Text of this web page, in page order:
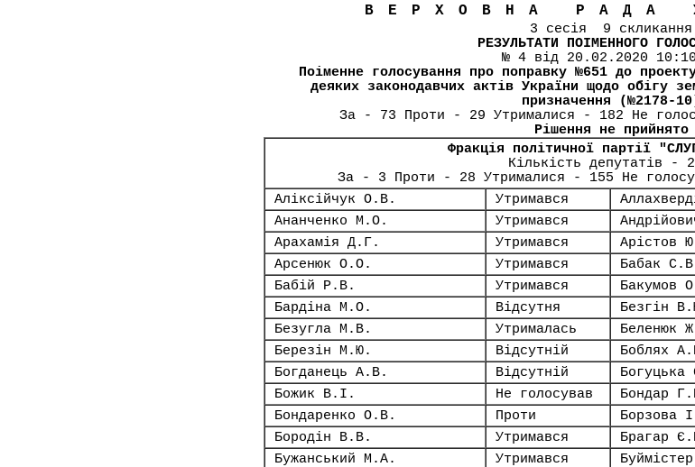
ВЕРХОВНА РАДА
3 сесія 9 скликання
РЕЗУЛЬТАТИ ПОІМЕННОГО
№ 4 від 20.02.2020
Поіменне голосування про поправку №651 до
деяких законодавчих актів України щодо обігу
призначення (№2178-
За - 73 Проти - 29 Утрималися - 182 Не
Рішення не прийнято
Фракція політичної партії
Кількість депутатів -
За - 3 Проти - 28 Утрималися - 155 Не
Аліксійчук О.В.
Утримався
Ананченко М.О.
Утримався
Арахамія Д.Г.
Утримався Арістов
Арсенюк О.О.
Утримався Бабак
Бабій Р.В.
Утримався Бакумов
Бардіна М.О.
Відсутня Безгін
Безугла М.В.
Утрималась Беленюк
Березін М.Ю.
Відсутній Боблях
Богданець А.В.
Відсутній Богуцька
Божик В.І.
Не голосував Бондар
Бондаренко О.В.
Проти Борзова
Бородін В.В.
Утримався Брагар
Бужанський М.А.
Утримався